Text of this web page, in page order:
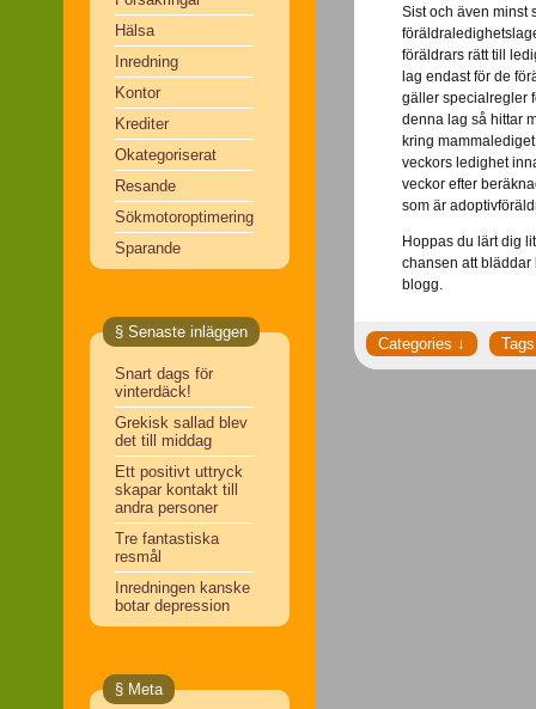
Hälsa
Inredning
Kontor
Krediter
Okategoriserat
Resande
Sökmotoroptimering
Sparande
§ Senaste inläggen
Snart dags för
vinterdäck!
Grekisk sallad blev
det till middag
Ett positivt uttryck
skapar kontakt till
andra personer
Tre fantastiska
resmål
Inredningen kanske
botar depression
§ Meta
Sist och även minst
föräldrars rätt till
lag endast för de
gäller specialregler
denna lag så hittar
kring
veckors ledighet
veckor efter
som är
Hoppas du lärt dig
chansen att
blogg.